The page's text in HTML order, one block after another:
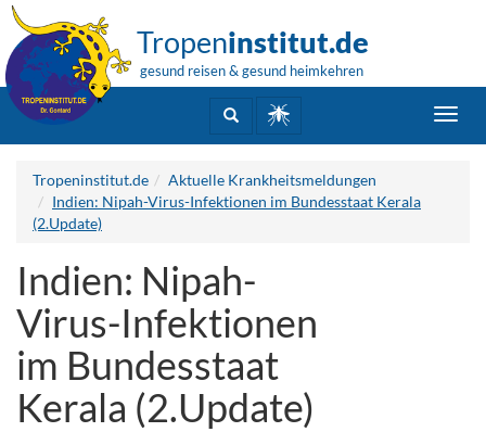
Tropeninstitut.de
gesund reisen & gesund heimkehren
Tropeninstitut.de
Aktuelle Krankheitsmeldungen
Indien: Nipah-Virus-Infektionen im Bundesstaat Kerala
(2.Update)
Indien: Nipah-
Virus-Infektionen
im Bundesstaat
Kerala (2.Update)